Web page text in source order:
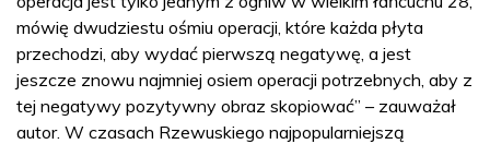
mówię dwudziestu ośmiu operacji, które każda płyta
przechodzi, aby wydać pierwszą negatywę, a jest
jeszcze znowu najmniej osiem operacji potrzebnych, aby z
tej negatywy pozytywny obraz skopiować” – zauważał
autor. W czasach Rzewuskiego najpopularniejszą